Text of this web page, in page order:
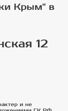
Крым" в
12
и не